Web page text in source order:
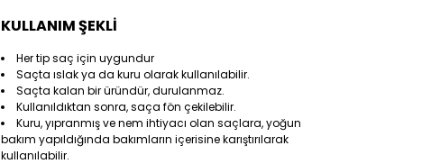
KULLANIM ŞEKLİ
Her tip saç için uygundur
Saçta ıslak ya da kuru olarak kullanılabilir.
Saçta kalan bir üründür, durulanmaz.
Kullanıldıktan sonra, saça fön çekilebilir.
Kuru, yıpranmış ve nem ihtiyacı olan saçlara, yoğun
bakım yapıldığında bakımların içerisine karıştırılarak
kullanılabilir.